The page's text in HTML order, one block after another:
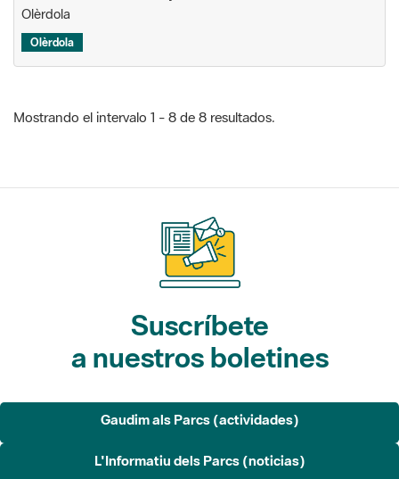
Olèrdola
Olèrdola
Mostrando el intervalo 1 - 8 de 8 resultados.
Suscríbete
a nuestros boletines
Gaudim als Parcs (actividades)
L'Informatiu dels Parcs (noticias)